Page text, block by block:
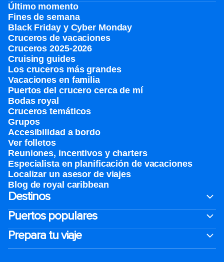
Último momento
Fines de semana
Black Friday y Cyber Monday
Cruceros de vacaciones
Cruceros 2025-2026
Cruising guides
Los cruceros más grandes
Vacaciones en familia
Puertos del crucero cerca de mí
Bodas royal
Cruceros temáticos
Grupos
Accesibilidad a bordo
Ver folletos
Reuniones, incentivos y charters​
Especialista en planificación de vacaciones
Localizar un asesor de viajes
Blog de royal caribbean
Destinos
Puertos populares
Prepara tu viaje